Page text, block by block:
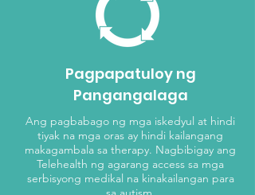
Pagpapatuloy ng
Pangangalaga
Ang pagbabago ng mga iskedyul at hindi
tiyak na mga oras ay hindi kailangang
makagambala sa therapy. Nagbibigay ang
Telehealth ng agarang access sa mga
serbisyong medikal na kinakailangan para